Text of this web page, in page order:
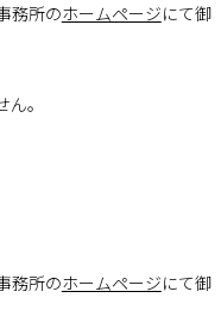
務所のホームページにて御
。
務所のホームページにて御